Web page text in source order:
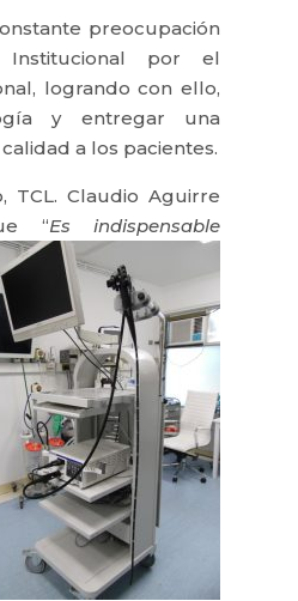
preocupación
por el
logrando con ello,
y entregar una
a los pacientes.
TCL. Claudio Aguirre
“Es indispensable